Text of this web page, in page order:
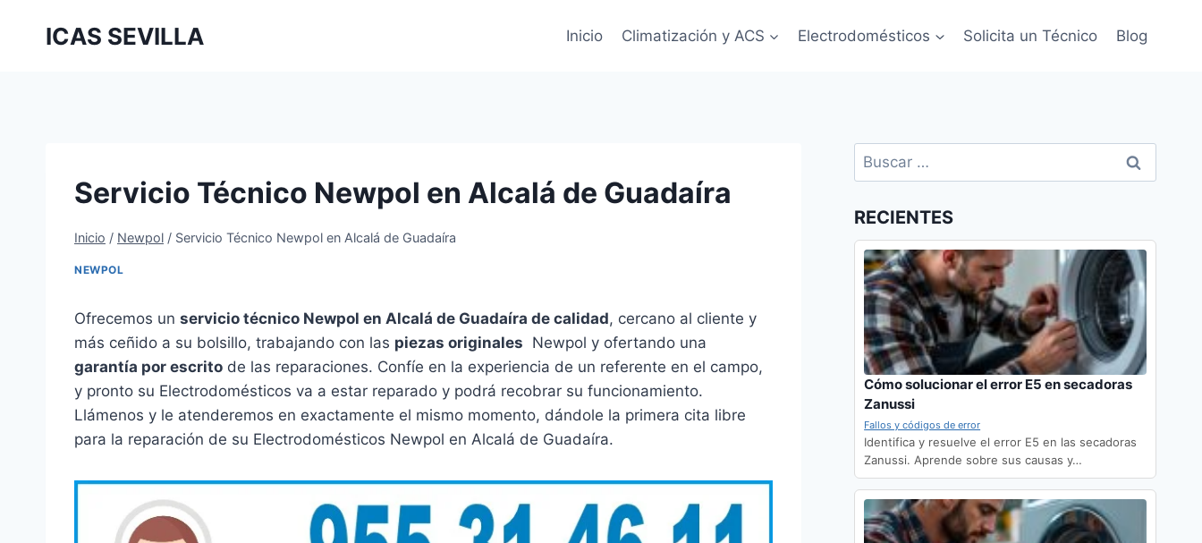
ICAS SEVILLA Inicio Climatización y ACS Electrodomésticos Solicita un Técnico Blog
Servicio Técnico Newpol en Alcalá de Guadaíra
Inicio / Newpol / Servicio Técnico Newpol en Alcalá de Guadaíra
NEWPOL
Ofrecemos un servicio técnico Newpol en Alcalá de Guadaíra de calidad, cercano al cliente y
más ceñido a su bolsillo, trabajando con las piezas originales Newpol y ofertando una
garantía por escrito de las reparaciones. Confíe en la experiencia de un referente en el campo,
y pronto su Electrodomésticos va a estar reparado y podrá recobrar su funcionamiento.
Llámenos y le atenderemos en exactamente el mismo momento, dándole la primera cita libre
para la reparación de su Electrodomésticos Newpol en Alcalá de Guadaíra.
Buscar:
RECIENTES
Cómo solucionar el error E5 en secadoras
Zanussi
Fallos y códigos de error
Identifica y resuelve el error E5 en las secadoras
Zanussi. Aprende sobre sus causas y…